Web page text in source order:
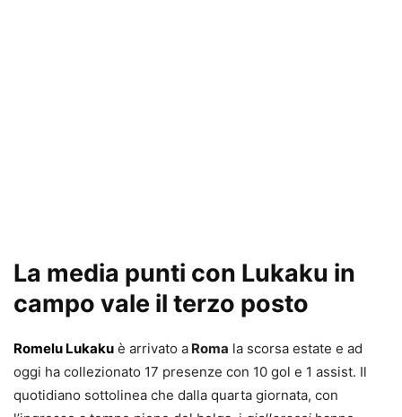
La media punti con Lukaku in
campo vale il terzo posto
Romelu Lukaku è arrivato a Roma la scorsa estate e ad
oggi ha collezionato 17 presenze con 10 gol e 1 assist. Il
quotidiano sottolinea che dalla quarta giornata, con